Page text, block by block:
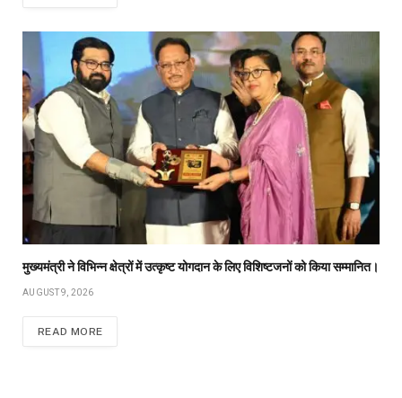
मुख्यमंत्री ने विभिन्न क्षेत्रों में उत्कृष्ट योगदान के लिए विशिष्टजनों को किया सम्मानित।
AUGUST 9, 2026
READ MORE